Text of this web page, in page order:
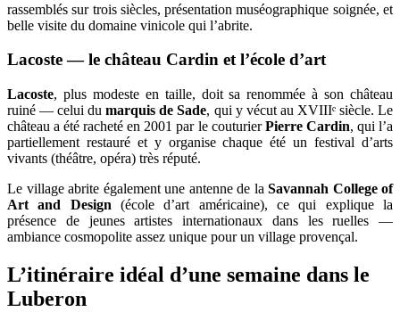
rassemblés sur trois siècles, présentation muséographique soignée, et
belle visite du domaine vinicole qui l’abrite.
Lacoste — le château Cardin et l’école d’art
Lacoste, plus modeste en taille, doit sa renommée à son château
ruiné — celui dumarquis de Sade, qui y vécut au XVIIIᵉ siècle. Le
château a été racheté en 2001 par le couturierPierre Cardin, qui l’a
partiellement restauré et y organise chaque été un festival d’arts
vivants (théâtre, opéra) très réputé.
Le village abrite également une antenne de la Savannah College of
Art and Design (école d’art américaine), ce qui explique la
présence de jeunes artistes internationaux dans les ruelles —
ambiance cosmopolite assez unique pour un village provençal.
L’itinéraire idéal d’une semaine dans le
Luberon